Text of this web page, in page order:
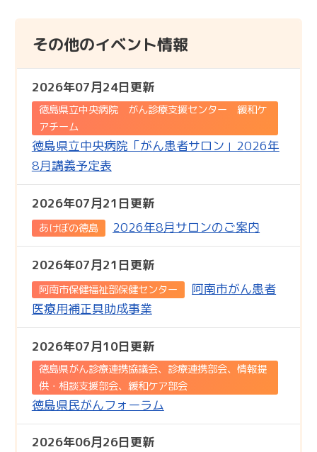
その他のイベント情報
2026年07月24日更新
徳島県立中央病院 がん診療支援センター 緩和ケ
アチーム
徳島県立中央病院「がん患者サロン」2026年
8月講義予定表
2026年07月21日更新
あけぼの徳島 2026年8月サロンのご案内
2026年07月21日更新
阿南市保健福祉部保健センター
阿南市がん患者
医療用補正具助成事業
2026年07月10日更新
徳島県がん診療連携協議会、診療連携部会、情報提
供・相談支援部会、緩和ケア部会
徳島県民がんフォーラム
2026年06月26日更新